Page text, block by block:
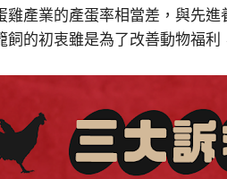
雞產業的產蛋率相當差，與先
飼的初衷雖是為了改善動物福